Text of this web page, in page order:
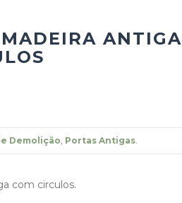
ANTIGA
Demolição, Portas Antigas.
com circulos.